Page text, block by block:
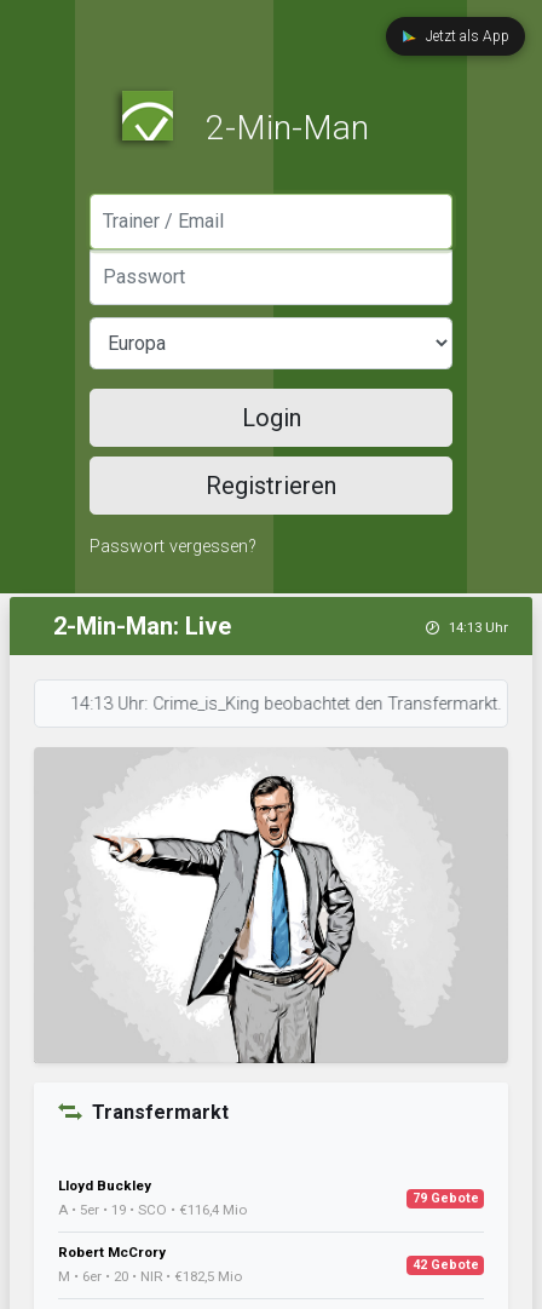
Jetzt als App
2-Min-Man
Login
Registrieren
Passwort vergessen?
2-Min-Man: Live 14:13 Uhr
14:13 Uhr: Crime_is_King beobachtet den Transfermarkt. •
Transfermarkt
Lloyd Buckley
A • 5er • 19 • SCO • €116,4 Mio
79 Gebote
Robert McCrory
M • 6er • 20 • NIR • €182,5 Mio
42 Gebote